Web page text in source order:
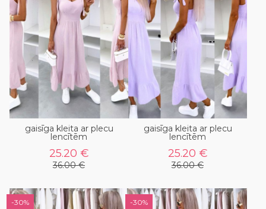
gaisīga kleita ar plecu
lencītēm
25.20 €
36.00 €
gaisīga kleita ar plecu
lencītēm
25.20 €
36.00 €
-30% -30%